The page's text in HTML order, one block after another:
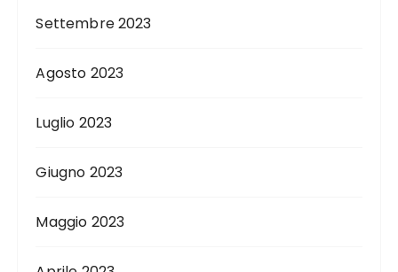
Settembre 2023
Agosto 2023
Luglio 2023
Giugno 2023
Maggio 2023